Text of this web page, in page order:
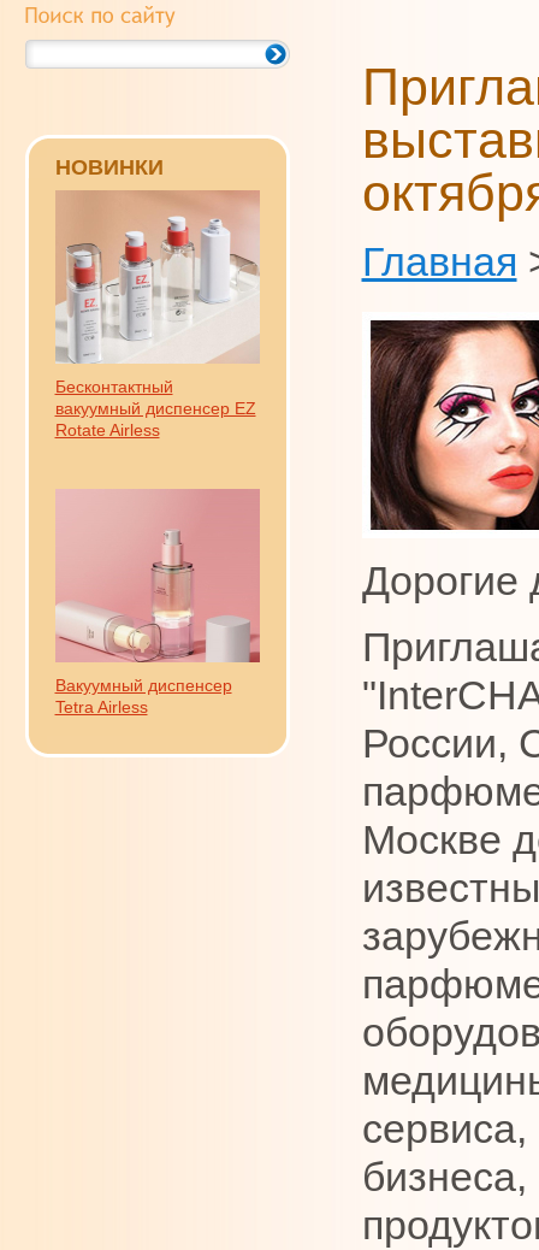
НОВИНКИ
Бесконтактный
вакуумный диспенсер EZ
Rotate Airless
Вакуумный диспенсер
Tetra Airless
Главная
Дорогие
России,
Москве